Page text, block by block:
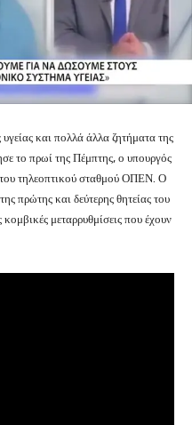
και πολλά άλλα ζητήματα της
το πρωί της Πέμπτης, ο υπουργός
τηλεοπτικού σταθμού ΟΠΕΝ. Ο
πρώτης και δεύτερης θητείας του
μεταρρυθμίσεις που έχουν